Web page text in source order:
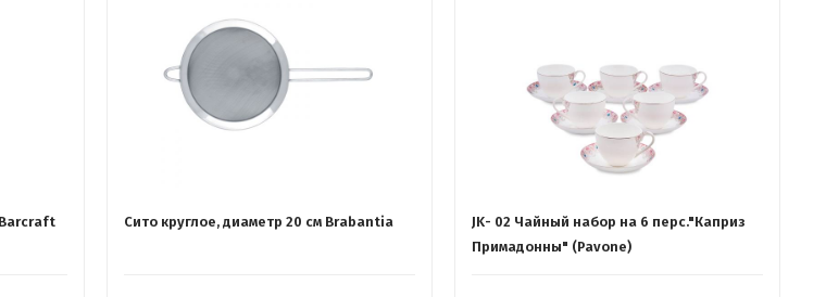
Сито круглое, диаметр 20 см Brabantia
JK- 02 Чайный набор на 6 перс."Каприз
Примадонны" (Pavone)